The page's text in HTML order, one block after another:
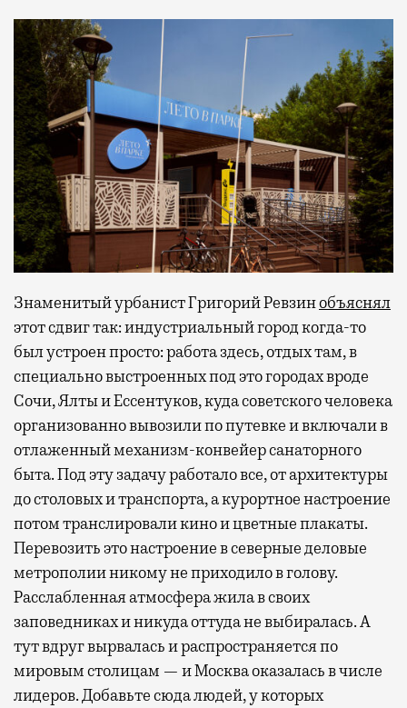
Знаменитый урбанист Григорий Ревзинобъяснял
этот сдвиг так: индустриальный город когда-то
был устроен просто: работа здесь, отдых там, в
специально выстроенных под это городах вроде
Сочи, Ялты и Ессентуков, куда советского человека
организованно вывозили по путевке и включали в
отлаженный механизм-конвейер санаторного
быта. Под эту задачу работало все, от архитектуры
до столовых и транспорта, а курортное настроение
потом транслировали кино и цветные плакаты.
Перевозить это настроение в северные деловые
метрополии никому не приходило в голову.
Расслабленная атмосфера жила в своих
заповедниках и никуда оттуда не выбиралась. А
тут вдруг вырвалась и распространяется по
мировым столицам — и Москва оказалась в числе
лидеров. Добавьте сюда людей, у которых